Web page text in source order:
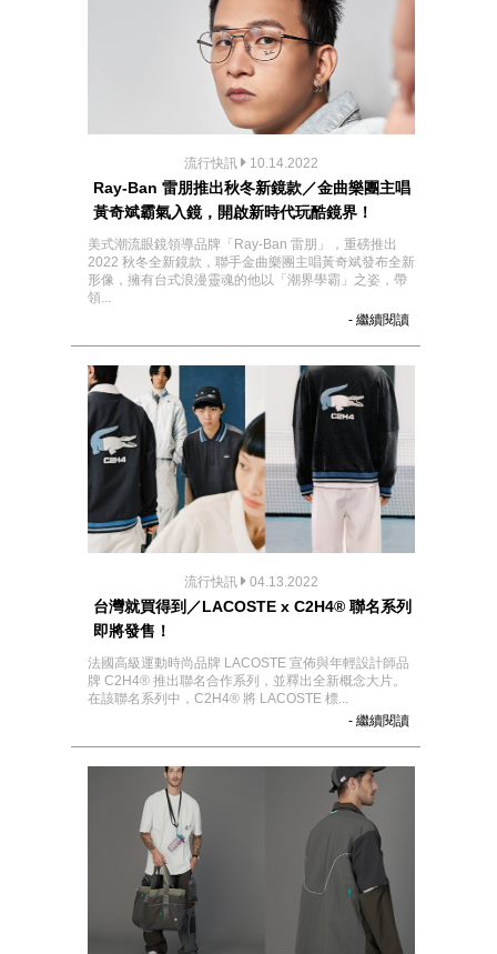
流行快訊 10.14.2022
Ray-Ban 雷朋推出秋冬新鏡款／金曲樂團主唱
黃奇斌霸氣入鏡，開啟新時代玩酷鏡界！
美式潮流眼鏡領導品牌「Ray-Ban 雷朋」，重磅推出
2022 秋冬全新鏡款，聯手金曲樂團主唱黃奇斌發布全新
形像，擁有台式浪漫靈魂的他以「潮界學霸」之姿，帶
領...
- 繼續閱讀
流行快訊 04.13.2022
台灣就買得到／LACOSTE x C2H4® 聯名系列
即將發售！
法國高級運動時尚品牌 LACOSTE 宣佈與年輕設計師品
牌 C2H4® 推出聯名合作系列，並釋出全新概念大片。
在該聯名系列中，C2H4® 將 LACOSTE 標...
- 繼續閱讀